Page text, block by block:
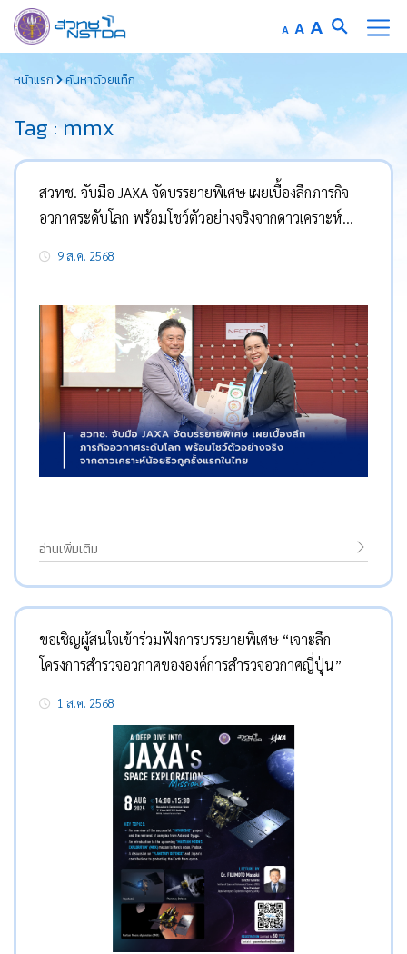
to
content
A Decrease
font
AReset
font
A Increase
font
หน้าแรก ค้นหาด้วยแท็ก
Tag : mmx
สวทช. จับมือ JAXA จัดบรรยายพิเศษ เผยเบื้องลึกภารกิจ
อวกาศระดับโลก พร้อมโชว์ตัวอย่างจริงจากดาวเคราะห์
9 ส.ค. 2568
อ่านเพิ่มเติม
ขอเชิญผู้สนใจเข้าร่วมฟังการบรรยายพิเศษ “เจาะลึก
โครงการสำรวจอวกาศขององค์การสำรวจอวกาศญี่ปุ่น”
1 ส.ค. 2568